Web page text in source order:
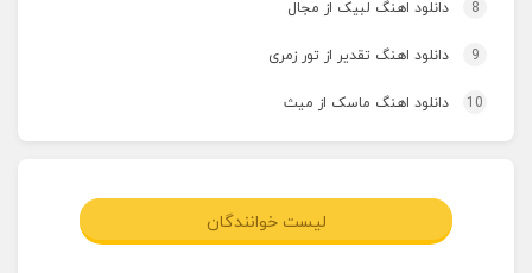
8 دانلود اهنگ لبیک از مجال
9 دانلود اهنگ تقدیر از تور زمری
10 دانلود اهنگ ماسک از میث
لیست خوانندگان